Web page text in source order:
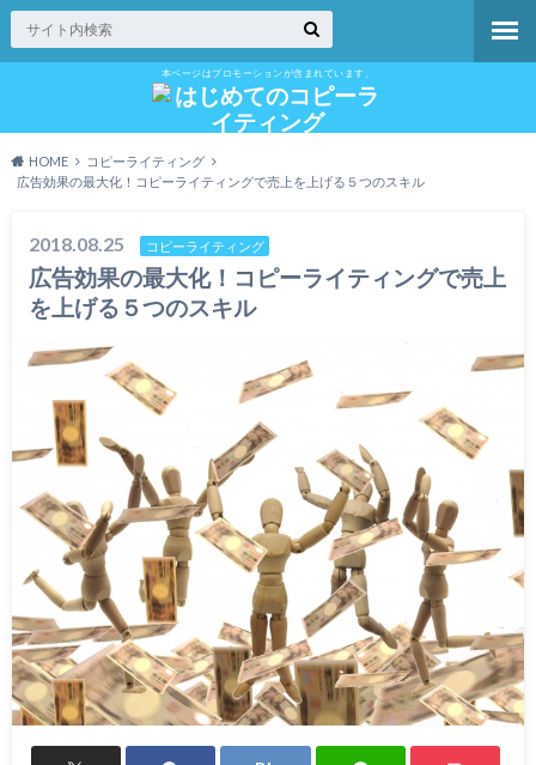
本ページはプロモーションが含まれています。
HOME
コピーライティング
広告効果の最大化！コピーライティングで売上を上げる５つのスキル
2018.08.25 コピーライティング
広告効果の最大化！コピーライティングで売上
を上げる５つのスキル